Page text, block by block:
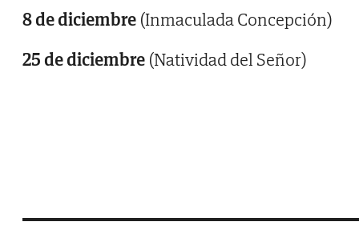
8 de diciembre (Inmaculada Concepción)
25 de diciembre (Natividad del Señor)